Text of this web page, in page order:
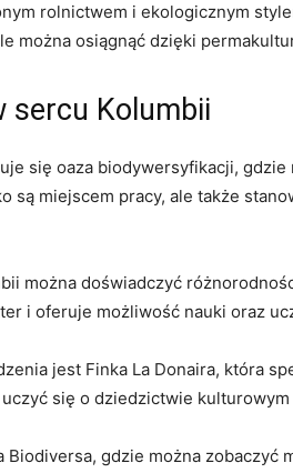
rolnictwem i​ ekologicznym
można osiągnąć ⁢dzięki
sercu Kolumbii
się oaza biodywersyfikacji,
są‌ miejscem pracy, ale także
można doświadczyć
i oferuje możliwość ‍nauki oraz​
‍jest Finka ⁣La Donaira, która
‌się o dziedzictwie
Biodiversa,⁢ gdzie⁣ można